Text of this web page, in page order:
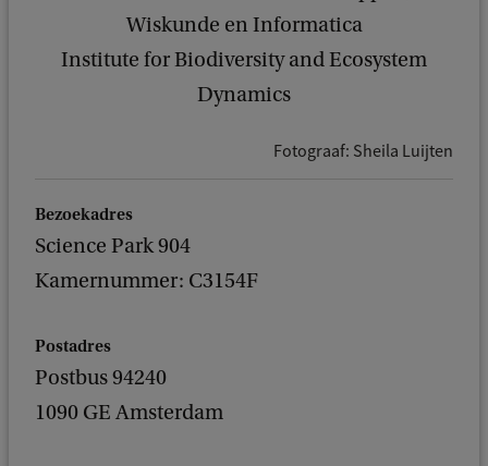
Wiskunde en Informatica
Institute for Biodiversity and Ecosystem
Dynamics
Fotograaf: Sheila Luijten
Bezoekadres
Science Park 904
Kamernummer: C3154F
Postadres
Postbus 94240
1090 GE Amsterdam